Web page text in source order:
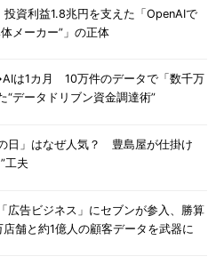
投資利益1.8兆円を支えた「OpenAIで
メーカー”」の正体
は1カ月 10万件のデータで「数千万
“データドリブン資金調達術”
日」はなぜ人気？ 豊島屋が仕掛け
工夫
広告ビジネス」にセブンが参入、勝算
舗と約1億人の顧客データを武器に